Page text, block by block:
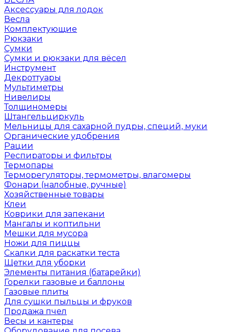
Аксессуары для лодок
Весла
Комплектующие
Рюкзаки
Сумки
Сумки и рюкзаки для вёсел
Инструмент
Декроттуары
Мультиметры
Нивелиры
Толщиномеры
Штангельциркуль
Мельницы для сахарной пудры, специй, муки
Органические удобрения
Рации
Респираторы и фильтры
Термопары
Терморегуляторы, термометры, влагомеры
Фонари (налобные, ручные)
Хозяйственные товары
Клеи
Коврики для запекани
Мангалы и коптильни
Мешки для мусора
Ножи для пиццы
Скалки для раскатки теста
Щетки для уборки
Элементы питания (батарейки)
Горелки газовые и баллоны
Газовые плиты
Для сушки пыльцы и фруков
Продажа пчел
Весы и кантеры